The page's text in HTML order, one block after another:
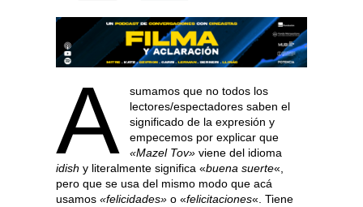
A
sumamos que no todos los
lectores/espectadores saben el
significado de la expresión y
empecemos por explicar que
«Mazel Tov» viene del idioma
idish y literalmente significa «buena suerte«,
pero que se usa del mismo modo que acá
usamos «felicidades» o «felicitaciones«. Tiene